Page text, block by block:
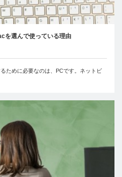
を選んで使っている理由
ために必要なのは、PCです。ネットビ